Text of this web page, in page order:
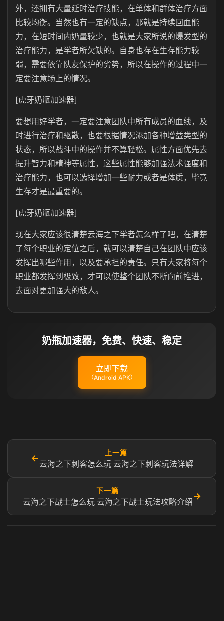
外，还拥有大量延时治疗技能，在单体和群体治疗方面
比较均衡。当然也有一定的缺点，那就是持续回血能
力，在短时间内奶量较少，也就是大家所说的爆发型的
治疗能力，是学者所欠缺的。自身也存在生存能力较
弱，需要依靠队友保护的劣势，所以在操作的过程中一
定要注意场上的情况。
[虎牙奶瓶加速器]
要想用好学者，一定要注意团队中所有成员的血线，及
时进行治疗和驱散，也要根据情况添加各种增益类型的
状态，所以战斗中的操作并不算轻松。属性方面优先去
提升智力和精神等属性，这些属性能够加强法术强度和
治疗能力，也可以选择增加一些耐力或者是体质，毕竟
生存才是最重要的。
[虎牙奶瓶加速器]
现在大家应该很清楚云海之下学者怎么样了吧，在清楚
了每个职业的定位之后，就可以清楚自己在团队中应该
发挥出哪些作用，以及要承担的责任。只有大家将每个
职业都发挥到极致，才可以使整个团队不断向前推进，
去面对更加强大的敌人。
奶瓶加速器，免费、快速、稳定
立即下载
（Android APK）
←
上一篇
云海之下刺客怎么玩 云海之下刺客玩法详解
下一篇
云海之下战士怎么玩 云海之下战士玩法攻略介绍
→